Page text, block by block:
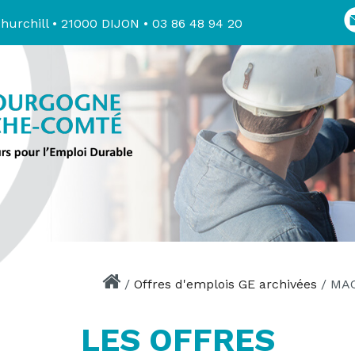
• 21000 DIJON • 03 86 48 94 20
/ Offres d'emplois GE archivées /
LES OFFRES